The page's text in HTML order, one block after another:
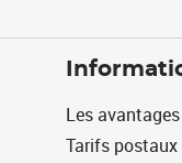
Les
Tarifs